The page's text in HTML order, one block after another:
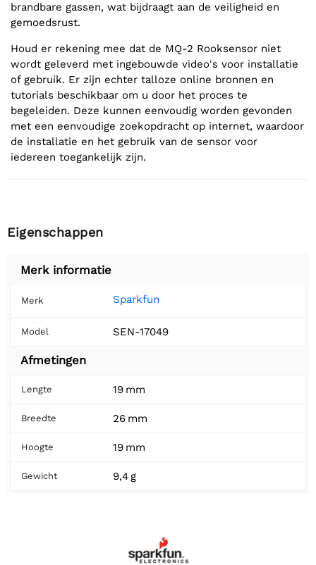
brandbare gassen, wat bijdraagt aan de veiligheid en
gemoedsrust.
Houd er rekening mee dat de MQ-2 Rooksensor niet
wordt geleverd met ingebouwde video's voor installatie
of gebruik. Er zijn echter talloze online bronnen en
tutorials beschikbaar om u door het proces te
begeleiden. Deze kunnen eenvoudig worden gevonden
met een eenvoudige zoekopdracht op internet, waardoor
de installatie en het gebruik van de sensor voor
iedereen toegankelijk zijn.
Eigenschappen
Merk informatie
Merk Sparkfun
Model SEN-17049
Afmetingen
Lengte 19 mm
Breedte 26 mm
Hoogte 19 mm
Gewicht 9,4 g